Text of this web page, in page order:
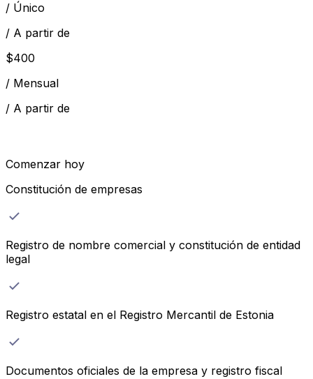
/ Único
/ A partir de
$400
/ Mensual
/ A partir de
Comenzar hoy
Constitución de empresas
Registro de nombre comercial y constitución de entidad
legal
Registro estatal en el Registro Mercantil de Estonia
Documentos oficiales de la empresa y registro fiscal